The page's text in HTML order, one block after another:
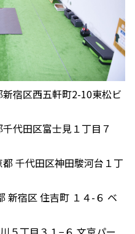
新宿区西五軒町2-10東松ビ
代田区富士見１丁目７
都 千代田区神田駿河台１丁
新宿区 住吉町 １４-６ ベ